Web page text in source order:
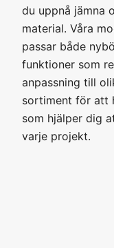
du uppnå jämna
material. Våra
passar både
funktioner som
anpassning till
sortiment för att
som hjälper dig
varje projekt.